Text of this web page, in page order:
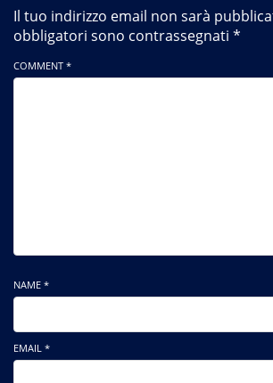
Il tuo indirizzo email non sarà
obbligatori sono contrassegnati *
COMMENT *
NAME *
EMAIL *